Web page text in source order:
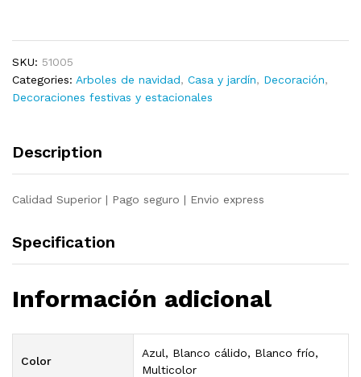
LED
interior
y
cm
SKU: 51005
Categories: Arboles de navidad, Casa y jardín, Decoración,
Decoraciones festivas y estacionales
Description
Calidad Superior | Pago seguro | Envio express
Specification
Información adicional
Color
Azul, Blanco cálido, Blanco frío,
Multicolor